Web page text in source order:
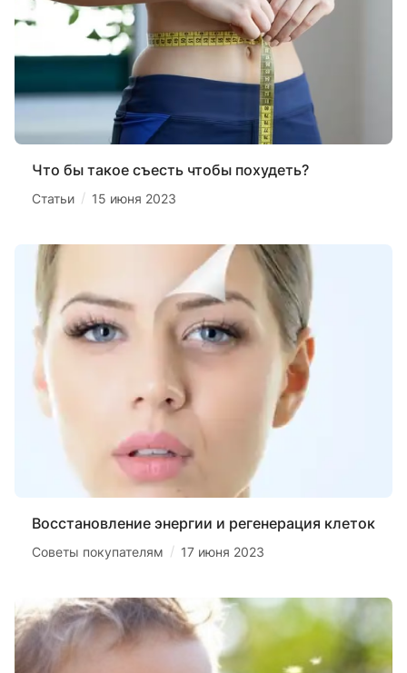
Что бы такое съесть чтобы похудеть?
Статьи / 15 июня 2023
Восстановление энергии и регенерация клеток
Советы покупателям / 17 июня 2023